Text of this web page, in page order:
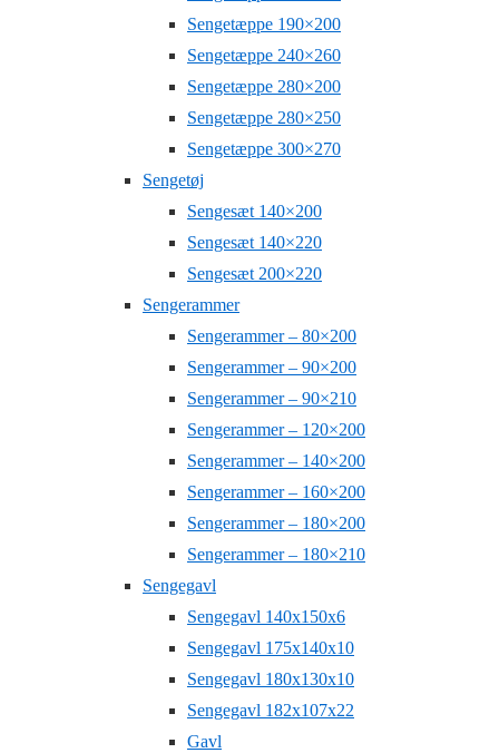
Sengetæppe 190×200
Sengetæppe 240×260
Sengetæppe 280×200
Sengetæppe 280×250
Sengetæppe 300×270
Sengetøj
Sengesæt 140×200
Sengesæt 140×220
Sengesæt 200×220
Sengerammer
Sengerammer – 80×200
Sengerammer – 90×200
Sengerammer – 90×210
Sengerammer – 120×200
Sengerammer – 140×200
Sengerammer – 160×200
Sengerammer – 180×200
Sengerammer – 180×210
Sengegavl
Sengegavl 140x150x6
Sengegavl 175x140x10
Sengegavl 180x130x10
Sengegavl 182x107x22
Gavl